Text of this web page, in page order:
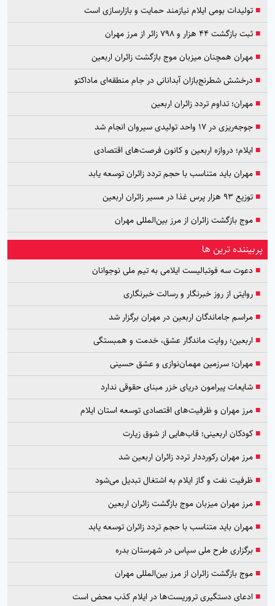
■تولیدات بومی ایلام نیازمند حمایت و بازارسازی است
■ثبت بازگشت ۴۴ هزار و ۷۹۸ زائر از مرز مهران
■مهران همچنان میزبان موج بازگشت زائران اربعین
■درخشش شطرنج‌بازان آبدانانی در جام منطقه‌ای ماداکتو
■مهران؛ تداوم تردد زائران اربعین
■جوجه‌ریزی در ۱۷ واحد تولیدی سیروان انجام شد
■ ایلام؛ دروازه اربعین و کانون فرصت‌های اقتصادی
■مهران باید متناسب با حجم تردد زائران توسعه یابد
■توزیع ۹۳ هزار پرس غذا در مسیر زائران اربعین
■موج بازگشت زائران از مرز بین‌المللی مهران
پربیننده ترین ها
■دعوت سه فوتبالیست ایلامی به تیم ملی نوجوانان
■روایتی از روز خبرنگار و رسالت خبرنگاری
■مراسم جاماندگان اربعین در مهران برگزار شد
■ اربعین؛ روایت ماندگار عشق، خدمت و همبستگی
■مهران؛ سرزمین مهمان‌نوازی و عشق حسینی
■شایعات پیرامون دریای خزر مبنای حقوقی ندارد
■مرز مهران و ظرفیت‌های اقتصادی توسعه استان ایلام
■کودکان اربعینی؛ قاب‌هایی از شوق زیارت
■مرز مهران رکورددار تردد زائران اربعین شد
■ظرفیت نفت و گاز ایلام به اشتغال تبدیل می‌شود
■مرز مهران میزبان موج بازگشت زائران اربعین
■مهران باید متناسب با حجم تردد زائران توسعه یابد
■برگزاری طرح ملی سپاس در شهرستان بدره
■موج بازگشت زائران از مرز بین‌المللی مهران
■ ادعای دستگیری تروریست‌ها در ایلام کذب محض است